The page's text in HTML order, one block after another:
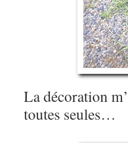
La décoration
toutes seules…